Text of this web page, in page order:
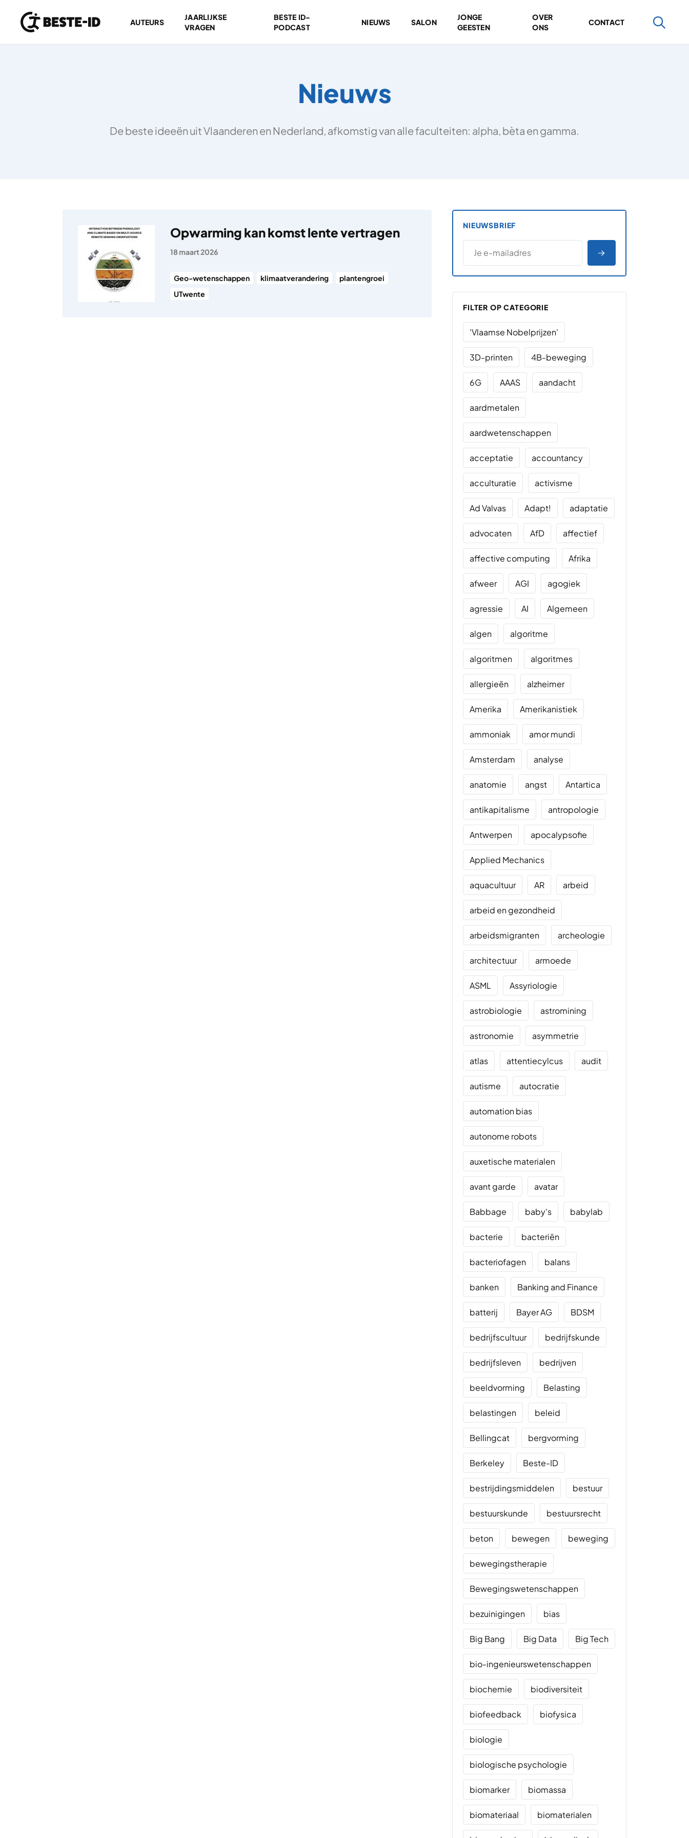
Ga naar inhoud
AUTEURS
JAARLIJKSE
VRAGEN
BESTE ID-
PODCAST
NIEUWS SALON
JONGE
GEESTEN
OVER
ONS
CONTACT
Nieuws
De beste ideeën uit Vlaanderen en Nederland, afkomstig van alle faculteiten: alpha, bèta en gamma.
Opwarming kan komst lente vertragen
18 maart 2026
Geo-wetenschappen klimaatverandering
plantengroei
UTwente
NIEUWSBRIEF
E-MAILADRES
*
AANMELDEN
FILTER OP CATEGORIE
'Vlaamse Nobelprijzen'
3D-printen 4B-beweging
6G AAAS aandacht
aardmetalen
aardwetenschappen
acceptatie accountancy
acculturatie activisme
Ad Valvas Adapt! adaptatie
advocaten AfD affectief
affective computing Afrika
afweer AGI agogiek
agressie AI Algemeen
algen algoritme
algoritmen algoritmes
allergieën alzheimer
Amerika Amerikanistiek
ammoniak amor mundi
Amsterdam analyse
anatomie angst Antartica
antikapitalisme antropologie
Antwerpen apocalypsofie
Applied Mechanics
aquacultuur AR arbeid
arbeid en gezondheid
arbeidsmigranten archeologie
architectuur armoede
ASML Assyriologie
astrobiologie astromining
astronomie asymmetrie
atlas attentiecylcus audit
autisme autocratie
automation bias
autonome robots
auxetische materialen
avant garde avatar
Babbage baby's babylab
bacterie bacteriën
bacteriofagen balans
banken Banking and Finance
batterij Bayer AG BDSM
bedrijfscultuur bedrijfskunde
bedrijfsleven bedrijven
beeldvorming Belasting
belastingen beleid
Bellingcat bergvorming
Berkeley Beste-ID
bestrijdingsmiddelen bestuur
bestuurskunde bestuursrecht
beton bewegen beweging
bewegingstherapie
Bewegingswetenschappen
bezuinigingen bias
Big Bang Big Data Big Tech
bio-ingenieurswetenschappen
biochemie biodiversiteit
biofeedback biofysica
biologie
biologische psychologie
biomarker biomassa
biomateriaal biomaterialen